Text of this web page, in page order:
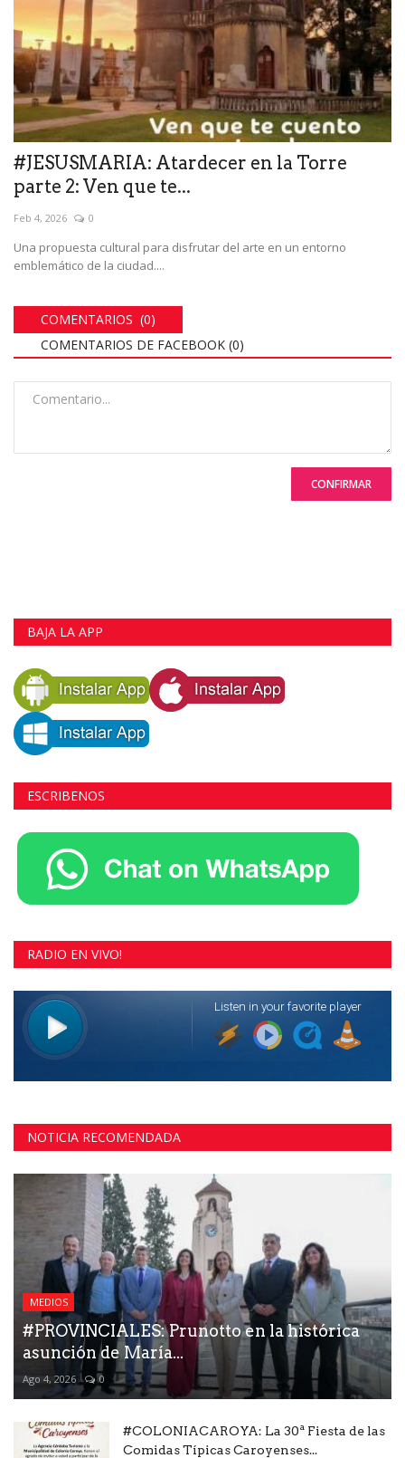
#JESUSMARIA: Atardecer en la Torre
parte 2: Ven que te...
Feb 4, 2026 0
Una propuesta cultural para disfrutar del arte en un entorno
emblemático de la ciudad....
COMENTARIOS (0)
COMENTARIOS DE FACEBOOK (0)
CONFIRMAR
BAJA LA APP
ESCRIBENOS
RADIO EN VIVO!
NOTICIA RECOMENDADA
MEDIOS
#PROVINCIALES: Prunotto en la histórica
asunción de María...
Ago 4, 2026 0
#COLONIACAROYA: La 30ª Fiesta de las
Comidas Típicas Caroyenses...